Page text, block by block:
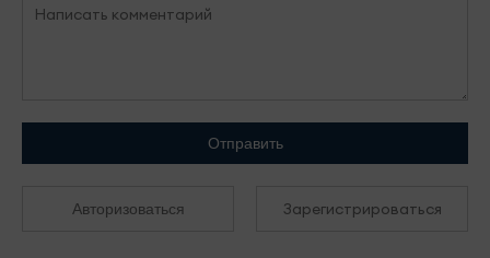
Отправить
Авторизоваться Зарегистрироваться